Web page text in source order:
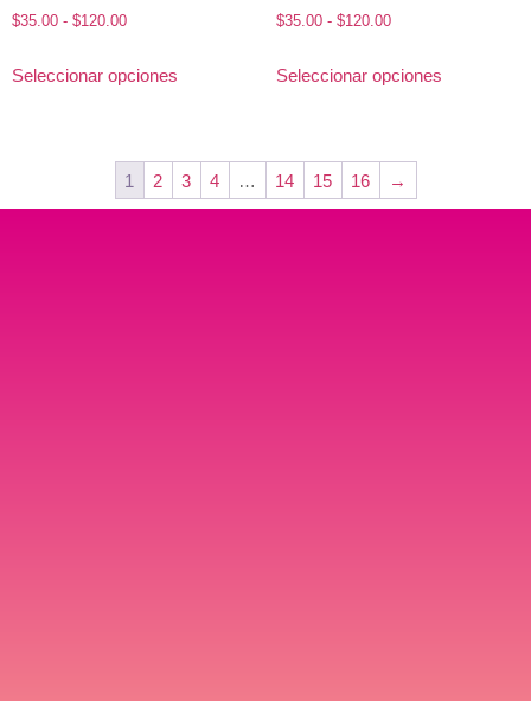
$35.00 - $120.00
Seleccionar opciones
$35.00 - $120.00
Seleccionar opciones
1 2 3 4 … 14 15 16 →